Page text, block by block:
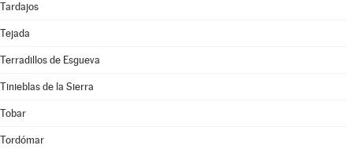
Tardajos
Tejada
Terradillos de Esgueva
Tinieblas de la Sierra
Tobar
Tordómar